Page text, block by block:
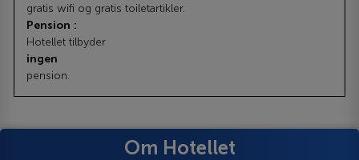
gratis wifi og gratis toiletartikler.
Pension :
Hotellet tilbyder
ingen
pension.
Om Hotellet